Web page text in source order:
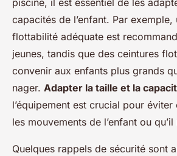
piscine, il est essentiel de les
capacités de l’enfant. Par
flottabilité adéquate est
jeunes, tandis que des ceintures
convenir aux enfants plus grands
nager. Adapter la taille et la
l’équipement est crucial pour éviter
les mouvements de l’enfant ou
Quelques rappels de sécurité sont